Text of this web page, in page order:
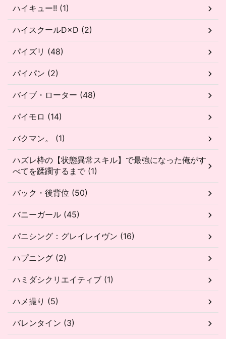
ハイキュー!! (1)
ハイスクールD×D (2)
パイズリ (48)
パイパン (2)
バイブ・ローター (48)
パイモロ (14)
バクマン。 (1)
ハズレ枠の【状態異常スキル】で最強になった俺がす
べてを蹂躙するまで (1)
バック・後背位 (50)
バニーガール (45)
パニシング：グレイレイヴン (16)
ハプニング (2)
ハミダシクリエイティブ (1)
ハメ撮り (5)
バレンタイン (3)